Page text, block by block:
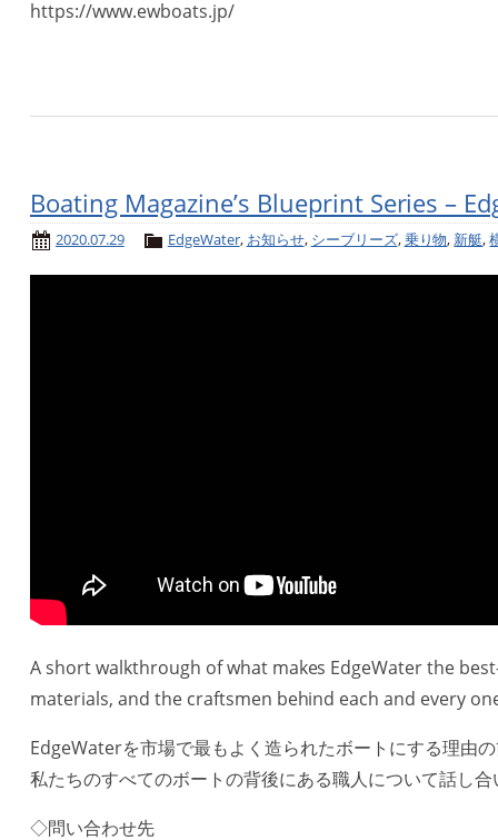
https://www.ewboats.jp/
Boating Magazine’s Blueprint Series –
2020.07.29 EdgeWater, お知らせ, シーブリーズ,乗り物, 新艇,
A short walkthrough of what makes EdgeWater the
materials, and the craftsmen behind each and every
EdgeWaterを市場で最もよく造られたボートにする理由
私たちのすべてのボートの背後にある職人について話し合
◇問い合わせ先